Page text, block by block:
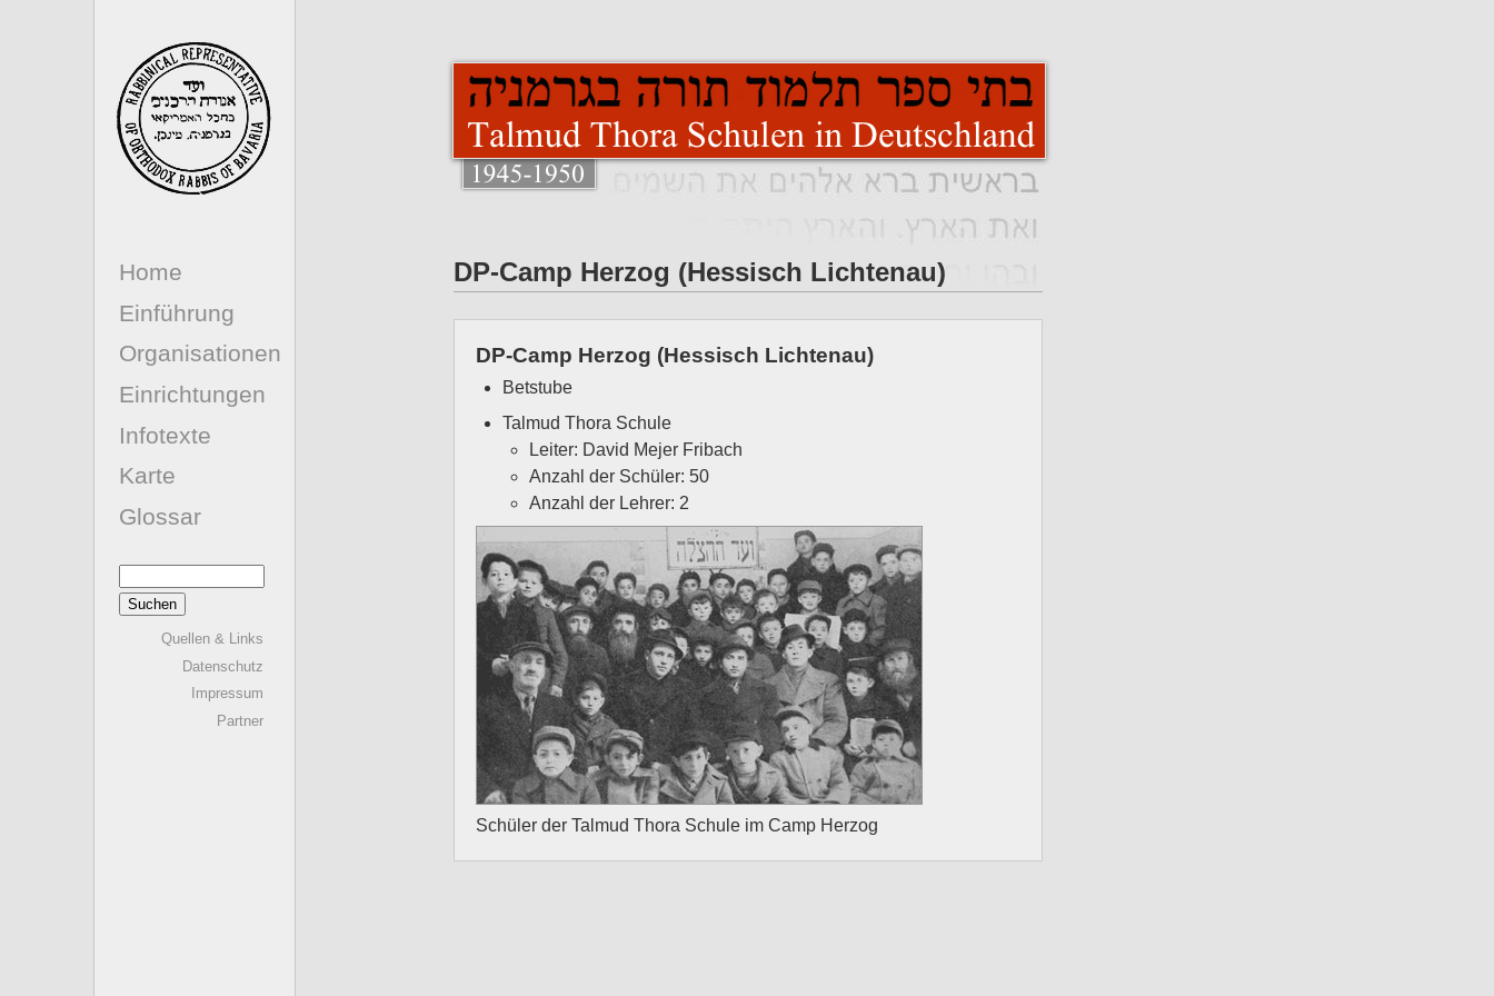
Home
Einführung
Organisationen
Einrichtungen
Infotexte
Karte
Glossar
Suchen
nach:
Quellen & Links
Datenschutz
Impressum
Partner
DP-Camp Herzog (Hessisch Lichtenau)
DP-Camp Herzog (Hessisch Lichtenau)
Betstube
Talmud Thora Schule
Leiter: David Mejer Fribach
Anzahl der Schüler: 50
Anzahl der Lehrer: 2
Schüler der Talmud Thora Schule im Camp Herzog